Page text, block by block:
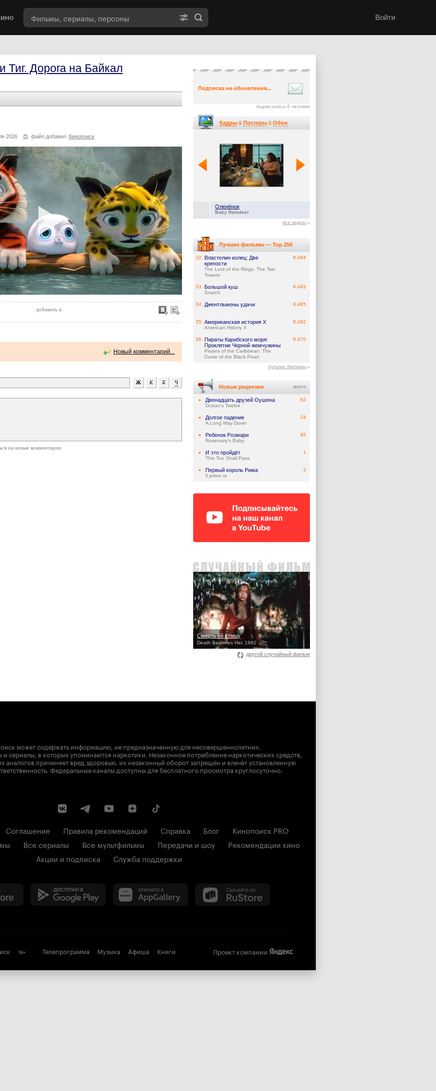
Войти
Тиг. Дорога на Байкал
2026 файл добавил Кинопоиск
добавить в:
Новый комментарий...
на новые комментарии
Подписка на обновления...
подписались 6 человек
Кадры & Постеры & Обои
Оленёнок
Baby Reindeer
все кадры
Лучшие фильмы — Top 250
32.
Властелин колец: Две
крепости
The Lord of the Rings: The Two
Towers
8.494
33. Большой куш
Snatch
8.493
34. Джентльмены удачи 8.485
35. Американская история X
American History X
8.482
36.
Пираты Карибского моря:
Проклятие Черной жемчужины
Pirates of the Caribbean: The
Curse of the Black Pearl
8.470
лучшие фильмы
Новые рецензии всего
Двенадцать друзей Оушена
Ocean's Twelve
62
Долгое падение
A Long Way Down
24
Ребенок Розмари
Rosemary's Baby
85
И это пройдёт
This Too Shall Pass
1
Первый король Рима
Il primo re
3
Смерть ей к лицу
Death Becomes Her, 1992
другой случайный фильм
может содержать информацию, не предназначенную для несовершеннолетних.
сериалы, в которых упоминаются наркотики. Незаконное потребление наркотических средств,
аналогов причиняет вред здоровью, их незаконный оборот запрещён и влечёт установленную
Федеральные каналы доступны для бесплатного просмотра круглосуточно.
Соглашение Правила рекомендаций Справка Блог
Кинопоиск PRO
Все сериалы Все мультфильмы Передачи и шоу
Рекомендации кино
Акции и подписка
Служба поддержки
18+ Телепрограмма Музыка Афиша Книги Проект компании